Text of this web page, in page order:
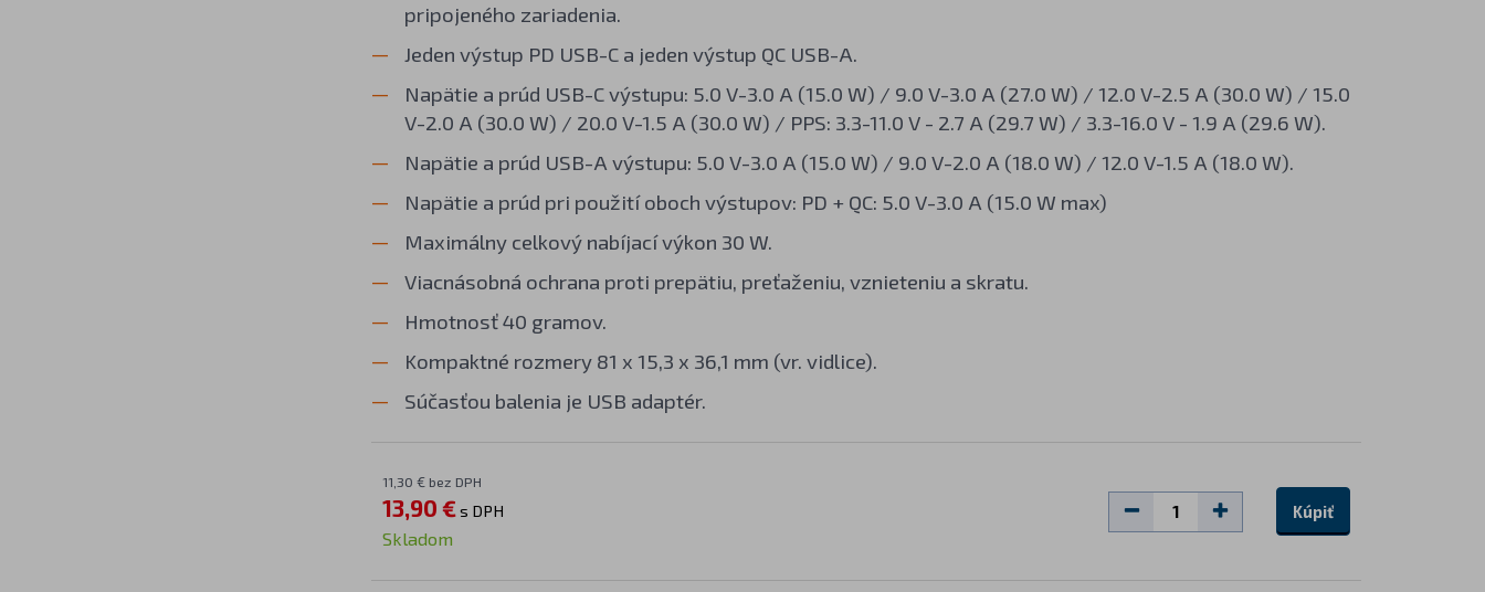
pripojeného zariadenia.
Jeden výstup PD USB-C a jeden výstup QC USB-A.
Napätie a prúd USB-C výstupu: 5.0 V-3.0 A (15.0 W) / 9.0 V-3.0 A (27.0 W) / 12.0 V-2.5 A (30.0 W) / 15.0
V-2.0 A (30.0 W) / 20.0 V-1.5 A (30.0 W) / PPS: 3.3-11.0 V - 2.7 A (29.7 W) / 3.3-16.0 V - 1.9 A (29.6 W).
Napätie a prúd USB-A výstupu: 5.0 V-3.0 A (15.0 W) / 9.0 V-2.0 A (18.0 W) / 12.0 V-1.5 A (18.0 W).
Napätie a prúd pri použití oboch výstupov: PD + QC: 5.0 V-3.0 A (15.0 W max)
Maximálny celkový nabíjací výkon 30 W.
Viacnásobná ochrana proti prepätiu, preťaženiu, vznieteniu a skratu.
Hmotnosť 40 gramov.
Kompaktné rozmery 81 x 15,3 x 36,1 mm (vr. vidlice).
Súčasťou balenia je USB adaptér.
11,30 € bez DPH
13,90 €s DPH
Skladom
Kúpiť